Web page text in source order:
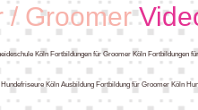
/ Groomer
Köln Fortbildungen für Groomer Köln Fortbildungen
Köln Ausbildung Fortbildung für Groomer Köln